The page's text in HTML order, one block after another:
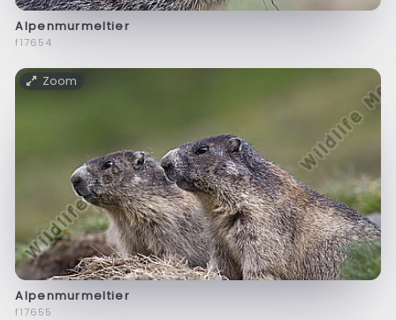
Alpenmurmeltier
f17654
Zoom
Alpenmurmeltier
f17655